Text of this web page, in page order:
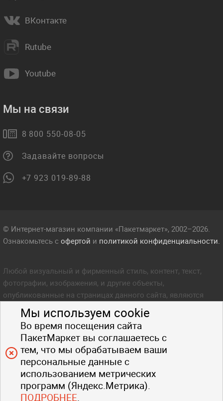
Мы используем cookie
Во время посещения сайта
ПакетМаркет вы соглашаетесь с
тем, что мы обрабатываем ваши
персональные данные с
использованием метрических
программ (Яндекс.Метрика).
ПОДРОБНЕЕ.
ВКонтакте
Rutube
Youtube
Мы на связи
8 800 550-08-05
Задавайте вопросы
+7 923 019-89-88
© Интернет-магазин компании «Пакетмаркет», 2002–2026.
Ознакомьтесь с офертой и политикой конфиденциальности.
Любой визуальный и фирменный стиль, контент, текст,
фотографии, изображения, и другие объекты,
опубликованные на страницах данного сайта, являются
объектом прав интеллектуальной собственности компании
Пакетмаркет. Любое копирование стиля, контента, текста,
фотографий, изображений и других объектов данного сайта
запрещено.